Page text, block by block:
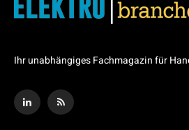
Ihr unabhängiges Fachmagazin für